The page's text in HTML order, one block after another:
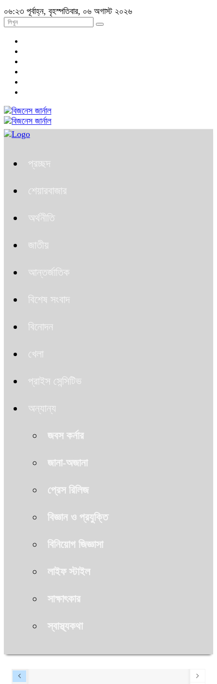
০৬:২৩ পূর্বাহ্ন, বৃহস্পতিবার, ০৬ অগাস্ট ২০২৬
প্রচ্ছদ
শেয়ারবাজার
অর্থনীতি
জাতীয়
আন্তর্জাতিক
বিশেষ সংবাদ
বিনোদন
খেলা
প্রাইস সেন্সিটিভ
অন্যান্য
জবস কর্নার
জানা-অজানা
প্রেস রিলিজ
বিজ্ঞান ও প্রযুক্তি
বিনিয়োগ জিজ্ঞাসা
লাইফ স্টাইল
সাক্ষাৎকার
স্বাস্থ্যকথা